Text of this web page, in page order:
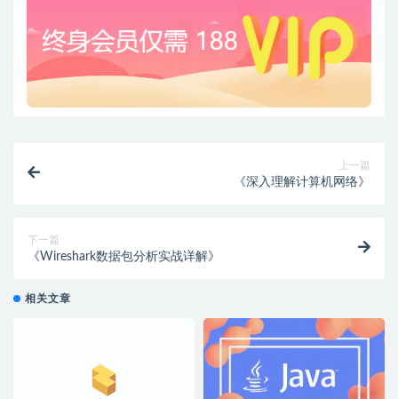
上一篇
《深入理解计算机网络》
下一篇
《Wireshark数据包分析实战详解》
相关文章